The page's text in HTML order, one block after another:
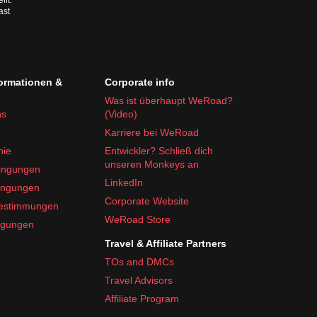
&
Corporate info
Was ist überhaupt WeRoad?
(Video)
Karriere bei WeRoad
Entwickler? Schließ dich
unseren Monkeys an
LinkedIn
Corporate Website
WeRoad Store
Travel & Affiliate Partners
TOs and DMCs
Travel Advisors
Affiliate Program